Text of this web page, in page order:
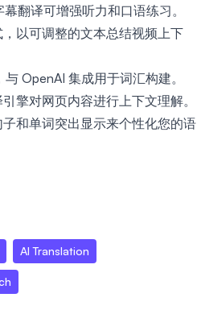
翻译可增强听力和口语练习。
以可调整的文本总结视频上下
OpenAI 集成用于词汇构建。
擎对网页内容进行上下文理解。
和单词突出显示来个性化您的语
AI Translation